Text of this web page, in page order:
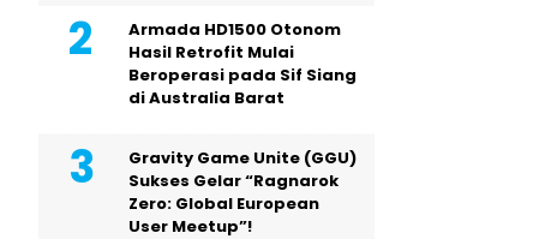
Armada HD1500 Otonom
Hasil Retrofit Mulai
Beroperasi pada Sif Siang
di Australia Barat
Gravity Game Unite (GGU)
Sukses Gelar “Ragnarok
Zero: Global European
User Meetup”!